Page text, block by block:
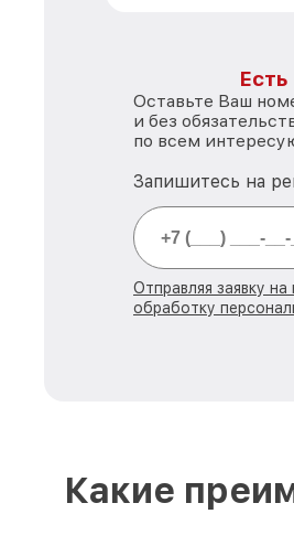
Оставьте Ваш
и без
по всем
Запишитесь на
Отправляя заявку
обработку
Какие